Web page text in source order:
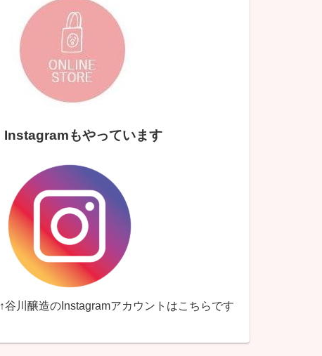
Instagramもやっています
↑谷川醸造のInstagramアカウントはこちらです